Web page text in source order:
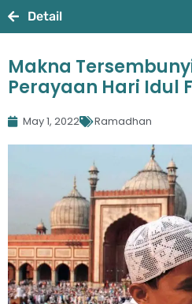
Detail
Makna
Perayaan Hari Idul
May 1, 2022 Ramadhan